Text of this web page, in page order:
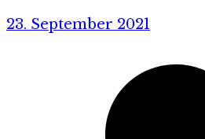
23. September 2021